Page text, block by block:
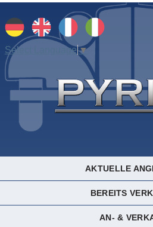
Select Language▼
AKTUELLE
BEREITS
AN- &